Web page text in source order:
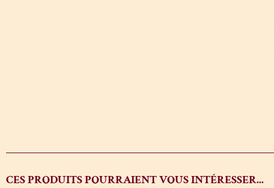
CES PRODUITS POURRAIENT VOUS INTÉRESSER...